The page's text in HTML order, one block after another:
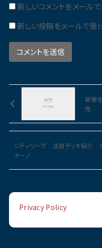
新しいコメントをメール
新しい投稿をメールで受
新弾
売
シティリーグ 注目デッキ紹介
チーノ
Privacy Policy